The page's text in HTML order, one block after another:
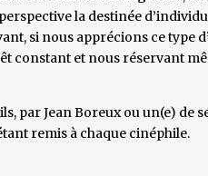
la destinée
si nous apprécions ce type
constant et nous réservant
par Jean Boreux ou un(e) de
remis à chaque cinéphile.